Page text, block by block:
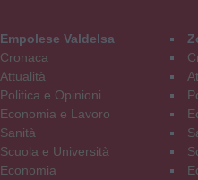
Empolese Valdelsa
Cronaca
Attualità
Politica e Opinioni
Economia e Lavoro
Sanità
Scuola e Università
Economia